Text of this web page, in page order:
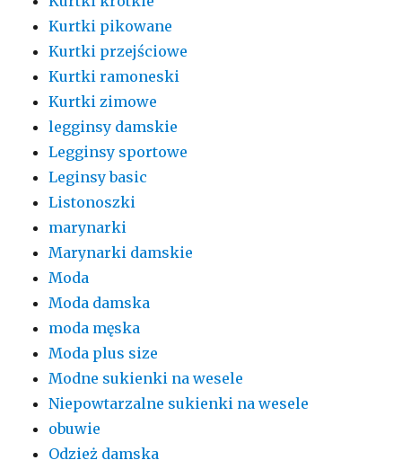
Kurtki pikowane
Kurtki przejściowe
Kurtki ramoneski
Kurtki zimowe
legginsy damskie
Legginsy sportowe
Leginsy basic
Listonoszki
marynarki
Marynarki damskie
Moda
Moda damska
moda męska
Moda plus size
Modne sukienki na wesele
Niepowtarzalne sukienki na wesele
obuwie
Odzież damska